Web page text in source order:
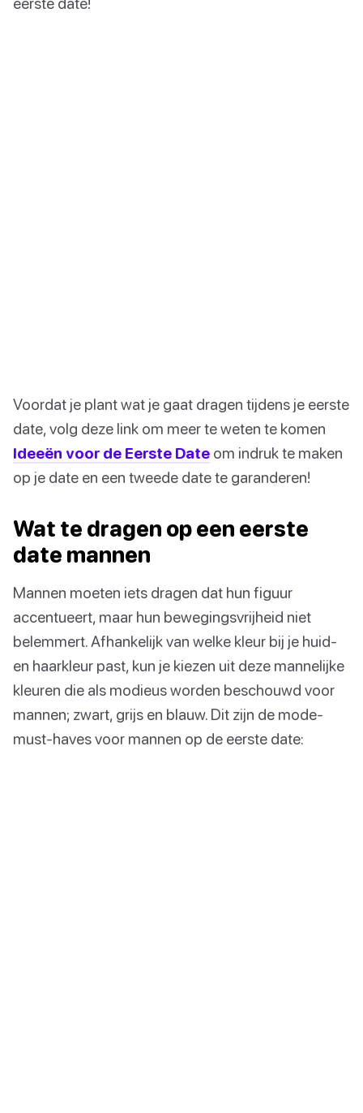
Voordat je plant wat je gaat dragen tijdens je eerste
date, volg deze link om meer te weten te komen
Ideeën voor de Eerste Date om indruk te maken
op je date en een tweede date te garanderen!
Wat te dragen op een eerste
date mannen
Mannen moeten iets dragen dat hun figuur
accentueert, maar hun bewegingsvrijheid niet
belemmert. Afhankelijk van welke kleur bij je huid-
en haarkleur past, kun je kiezen uit deze mannelijke
kleuren die als modieus worden beschouwd voor
mannen; zwart, grijs en blauw. Dit zijn de mode-
must-haves voor mannen op de eerste date: